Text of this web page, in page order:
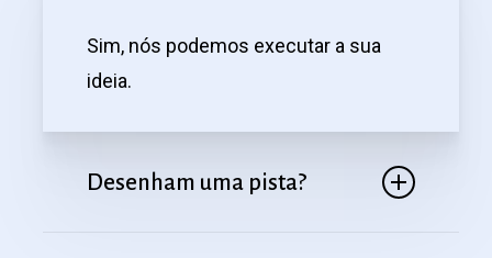
Sim, nós podemos executar a sua
ideia.
Desenham uma pista?